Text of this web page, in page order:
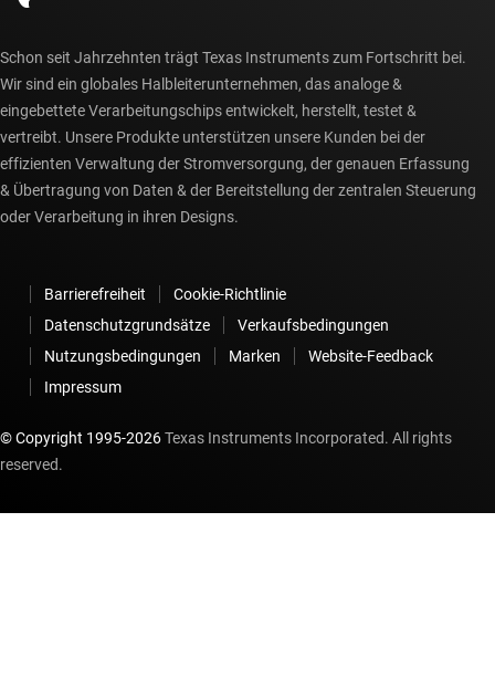
Schon seit Jahrzehnten trägt Texas Instruments zum Fortschritt bei.
Wir sind ein globales Halbleiterunternehmen, das analoge &
eingebettete Verarbeitungschips entwickelt, herstellt, testet &
vertreibt. Unsere Produkte unterstützen unsere Kunden bei der
effizienten Verwaltung der Stromversorgung, der genauen Erfassung
& Übertragung von Daten & der Bereitstellung der zentralen Steuerung
oder Verarbeitung in ihren Designs.
Barrierefreiheit
Cookie-Richtlinie
Datenschutzgrundsätze
Verkaufsbedingungen
Nutzungsbedingungen
Marken
Website-Feedback
Impressum
© Copyright 1995-2026Texas Instruments Incorporated. All rights
reserved.